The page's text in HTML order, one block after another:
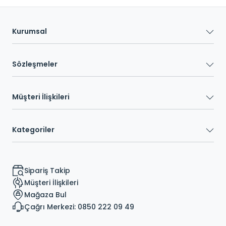
Kurumsal
Sözleşmeler
Müşteri İlişkileri
Kategoriler
Sipariş Takip
Müşteri İlişkileri
Mağaza Bul
Çağrı Merkezi: 0850 222 09 49